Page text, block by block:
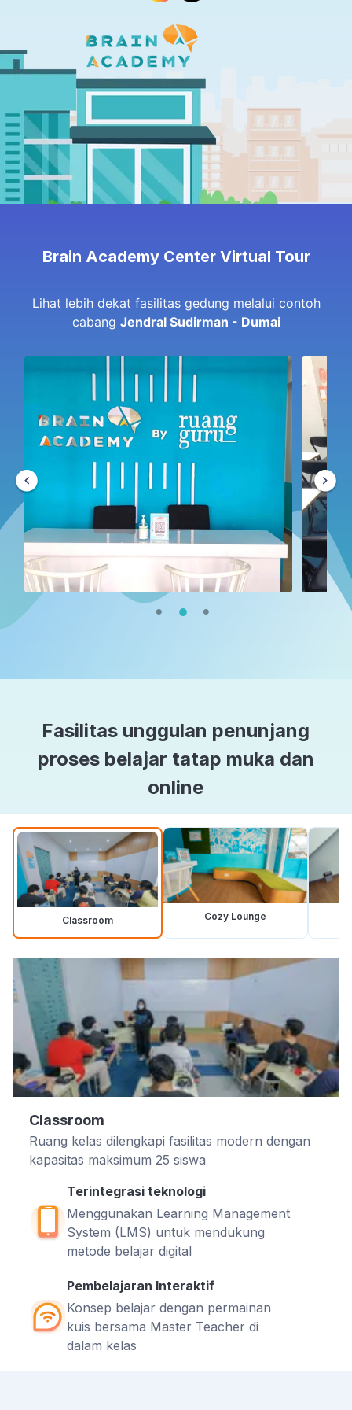
Brain Academy Center Virtual Tour
Lihat lebih dekat fasilitas gedung melalui contoh
cabang Jendral Sudirman - Dumai
Fasilitas unggulan penunjang
proses belajar tatap muka dan
online
Classroom Cozy Lounge
Classroom
Ruang kelas dilengkapi fasilitas modern dengan
kapasitas maksimum 25 siswa
Terintegrasi teknologi
Menggunakan Learning Management
System (LMS) untuk mendukung
metode belajar digital
Pembelajaran Interaktif
Konsep belajar dengan permainan
kuis bersama Master Teacher di
dalam kelas